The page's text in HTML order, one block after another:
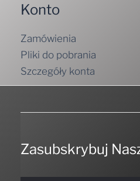
Konto
Zamówienia
Pliki do pobrania
Szczegóły konta
Zasubskrybuj